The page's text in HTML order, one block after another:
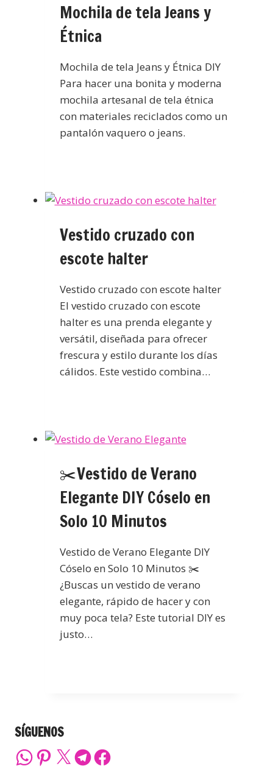
Mochila de tela Jeans y
Étnica
Mochila de tela Jeans y Étnica DIY
Para hacer una bonita y moderna
mochila artesanal de tela étnica
con materiales reciclados como un
pantalón vaquero o jeans.
Vestido cruzado con
escote halter
Vestido cruzado con escote halter
El vestido cruzado con escote
halter es una prenda elegante y
versátil, diseñada para ofrecer
frescura y estilo durante los días
cálidos. Este vestido combina…
✂️Vestido de Verano
Elegante DIY Cóselo en
Solo 10 Minutos
Vestido de Verano Elegante DIY
Cóselo en Solo 10 Minutos ✂️
¿Buscas un vestido de verano
elegante, rápido de hacer y con
muy poca tela? Este tutorial DIY es
justo…
SÍGUENOS